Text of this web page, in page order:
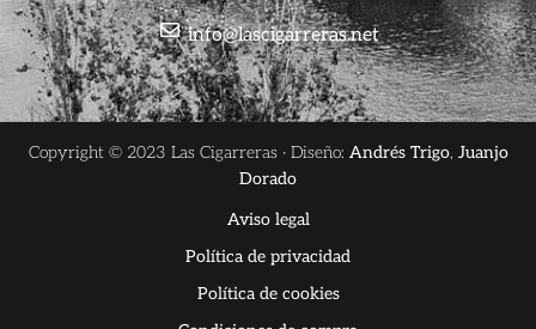
info@lascigarreras.net
Copyright © 2023 Las Cigarreras · Diseño: Andrés Trigo, Juanjo
Dorado
Aviso legal
Política de privacidad
Política de cookies